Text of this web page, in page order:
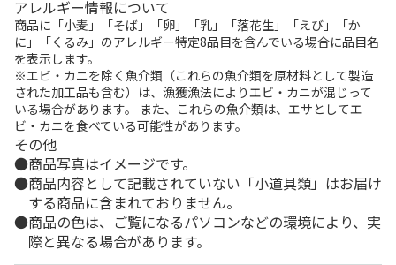
アレルギー情報について
商品に「小麦」「そば」「卵」「乳」「落花生」「えび」「か
に」「くるみ」のアレルギー特定8品目を含んでいる場合に品目名
を表示します。
※エビ・カニを除く魚介類（これらの魚介類を原材料として製造
された加工品も含む）は、漁獲漁法によりエビ・カニが混じって
いる場合があります。 また、これらの魚介類は、エサとしてエ
ビ・カニを食べている可能性があります。
その他
商品写真はイメージです。
商品内容として記載されていない「小道具類」はお届け
する商品に含まれておりません。
商品の色は、ご覧になるパソコンなどの環境により、実
際と異なる場合があります。